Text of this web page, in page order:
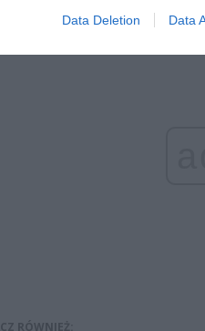
Data Deletion Data
RÓWNIEŻ: